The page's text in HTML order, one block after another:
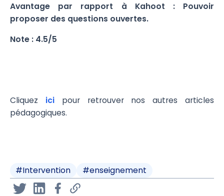
Avantage par rapport à Kahoot : Pouvoir
proposer des questions ouvertes.
Note : 4.5/5
Cliquez icipour retrouver nos autres articles
pédagogiques.
#Intervention #enseignement